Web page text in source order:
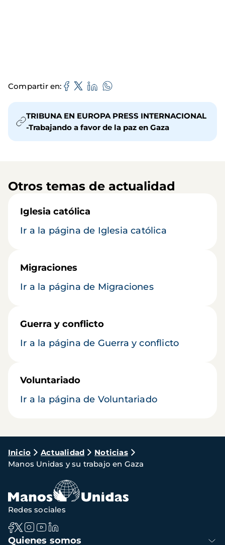
Compartir en
TRIBUNA EN EUROPA PRESS INTERNACIONAL
-Trabajando a favor de la paz en Gaza
Otros temas de actualidad
Iglesia católica
Ir a la página de Iglesia católica
Migraciones
Ir a la página de Migraciones
Guerra y conflicto
Ir a la página de Guerra y conflicto
Voluntariado
Ir a la página de Voluntariado
Ruta
de
navegación
Inicio Actualidad
Noticias
Manos Unidas y su trabajo en Gaza
Navegación
Quienes somos
Redes sociales